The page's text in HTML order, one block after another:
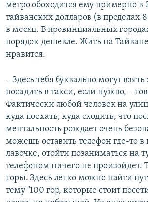
метро обоходится ему примерно в
тайванских долларов (в пределах
в месяц. В провинциальных
порядок дешевле. Жить на
нравится.
– Здесь тебя буквально могут взять
посадить в такси, если нужно, –
Фактически любой человек на
куда поехать, куда сходить, что
ментальность рождает очень
можешь оставить телефон где-то в
лавочке, отойти позаниматься на
телефоном ничего не произойдет.
горы. Здесь легко можно найти
тему "100 гор, которые стоит